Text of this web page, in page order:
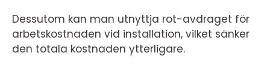
Dessutom kan man utnyttja rot-avdraget för
arbetskostnaden vid installation, vilket sänker
den totala kostnaden ytterligare.